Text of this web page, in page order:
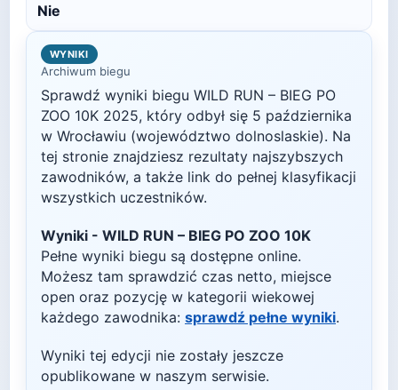
Nie
WYNIKI
Archiwum biegu
Sprawdź wyniki biegu WILD RUN – BIEG PO
ZOO 10K 2025, który odbył się 5 października
w Wrocławiu (województwo dolnoslaskie). Na
tej stronie znajdziesz rezultaty najszybszych
zawodników, a także link do pełnej klasyfikacji
wszystkich uczestników.
Wyniki - WILD RUN – BIEG PO ZOO 10K
Pełne wyniki biegu są dostępne online.
Możesz tam sprawdzić czas netto, miejsce
open oraz pozycję w kategorii wiekowej
każdego zawodnika: sprawdź pełne wyniki.
Wyniki tej edycji nie zostały jeszcze
opublikowane w naszym serwisie.